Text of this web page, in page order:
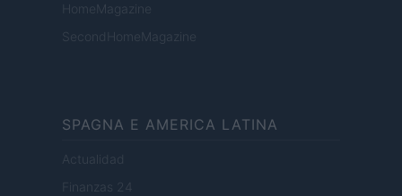
HomeMagazine
SecondHomeMagazine
SPAGNA E AMERICA LATINA
Actualidad
Finanzas 24